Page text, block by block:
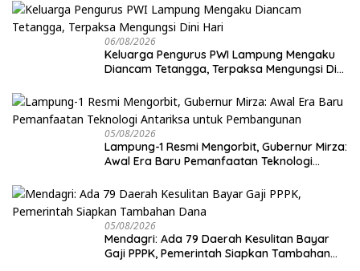
Kosong dan Lahan Kosong, Dinas PKPCK
Disorot
06/08/2026
Keluarga Pengurus PWI Lampung Mengaku
Diancam Tetangga, Terpaksa Mengungsi Dini
05/08/2026
Lampung-1 Resmi Mengorbit, Gubernur Mirza:
Awal Era Baru Pemanfaatan Teknologi
05/08/2026
Mendagri: Ada 79 Daerah Kesulitan Bayar
Gaji PPPK, Pemerintah Siapkan Tambahan